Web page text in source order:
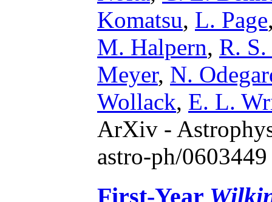
Komatsu, L. Page
M. Halpern, R.
Meyer, N.
Wollack, E. L.
ArXiv -
astro-ph/
First-Year